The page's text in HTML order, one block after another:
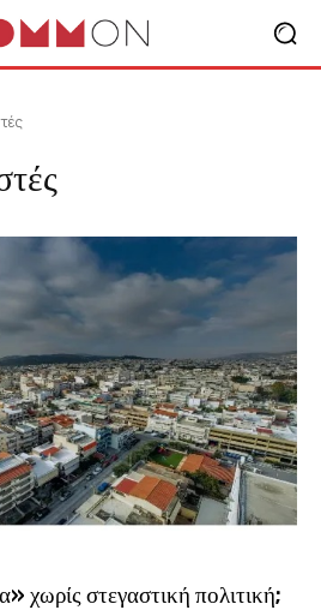
χωρίς στεγαστική πολιτική;